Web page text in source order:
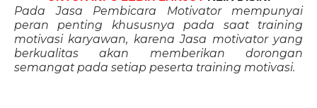
Pada Jasa Pembicara Motivator mempunyai
peran penting khususnya pada saat training
motivasi karyawan, karena Jasa motivator yang
berkualitas akan memberikan dorongan
semangat pada setiap peserta training motivasi.